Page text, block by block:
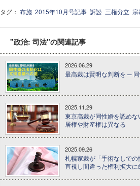
タグ： 布施 2015年10月号記事 訴訟 三権分立 宗
"政治: 司法"の関連記事
2026.06.29
最高裁は賢明な判断を ─
2025.11.29
東京高裁が同性婚を認め
居権や財産権は異なる
2025.09.26
札幌家裁が「手術なしで
直視し間違った権利拡大に